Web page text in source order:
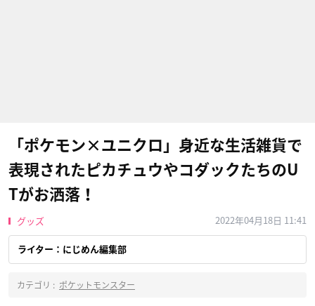
「ポケモン×ユニクロ」身近な生活雑貨で
表現されたピカチュウやコダックたちのU
Tがお洒落！
グッズ 2022年04月18日 11:41
ライター：にじめん編集部
カテゴリ : ポケットモンスター